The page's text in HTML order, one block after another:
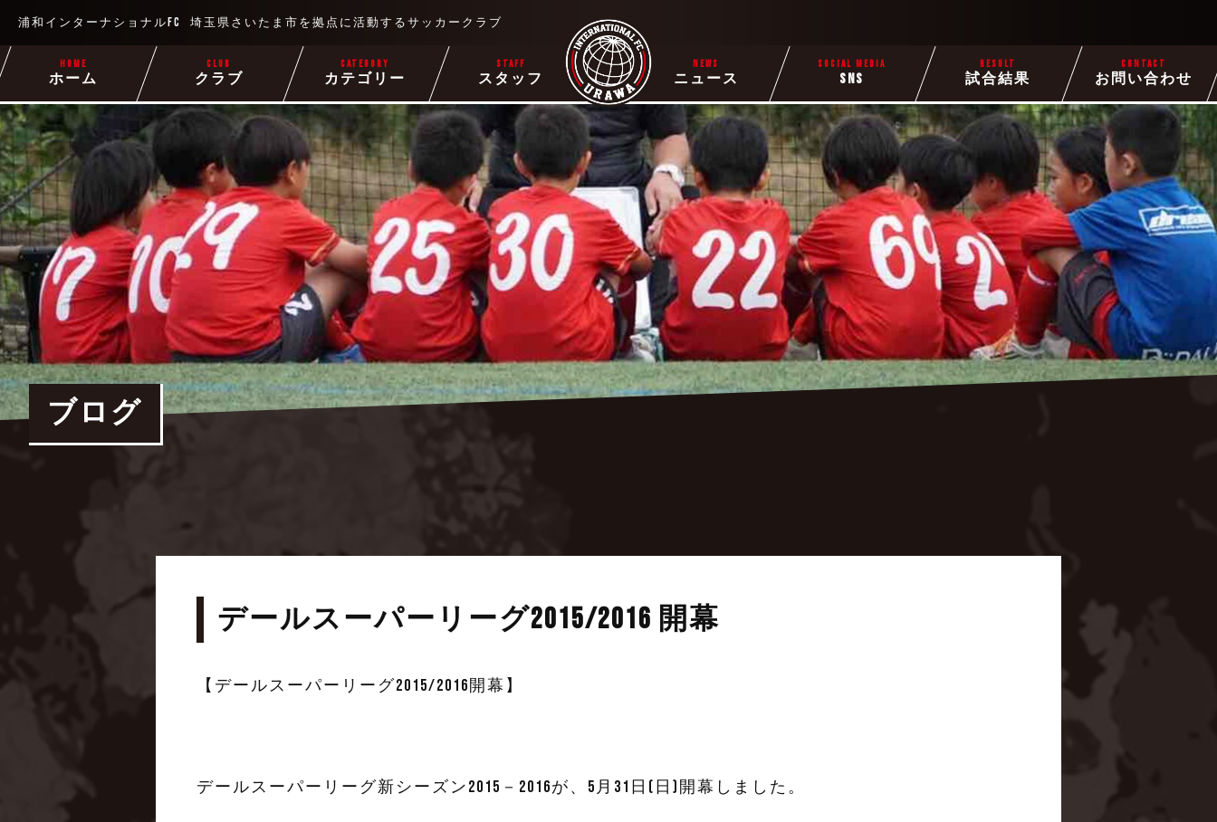
浦和インターナショナルFC 埼玉県さいたま市を拠点に活動するサッカークラブ
ホーム
HOME
クラブ
CLUB
カテゴリー
CATEGORY
スタッフ
STAFF
ニュース
NEWS
SNS
SOCIAL MEDIA
試合結果
RESULT
お問い合わせ
CONTACT
ブログ
デールスーパーリーグ2015/2016 開幕
【デールスーパーリーグ2015/2016開幕】
デールスーパーリーグ新シーズン2015－2016が、5月31日(日)開幕しました。